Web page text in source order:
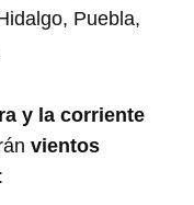
Puebla,
y la corriente
vientos